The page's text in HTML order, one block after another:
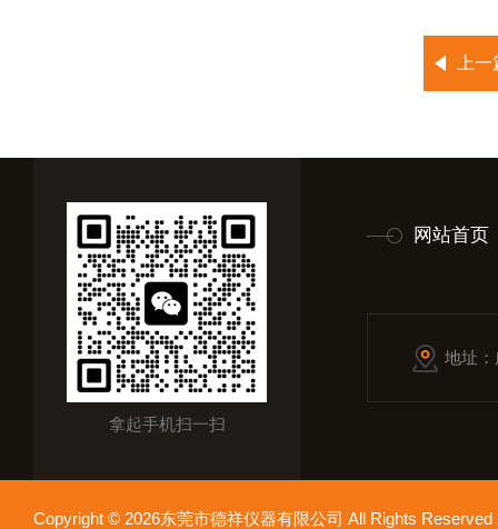
上
拿起手机扫一扫
网站首页
地址
Copyright © 2026东莞市德祥仪器有限公司 All Rights